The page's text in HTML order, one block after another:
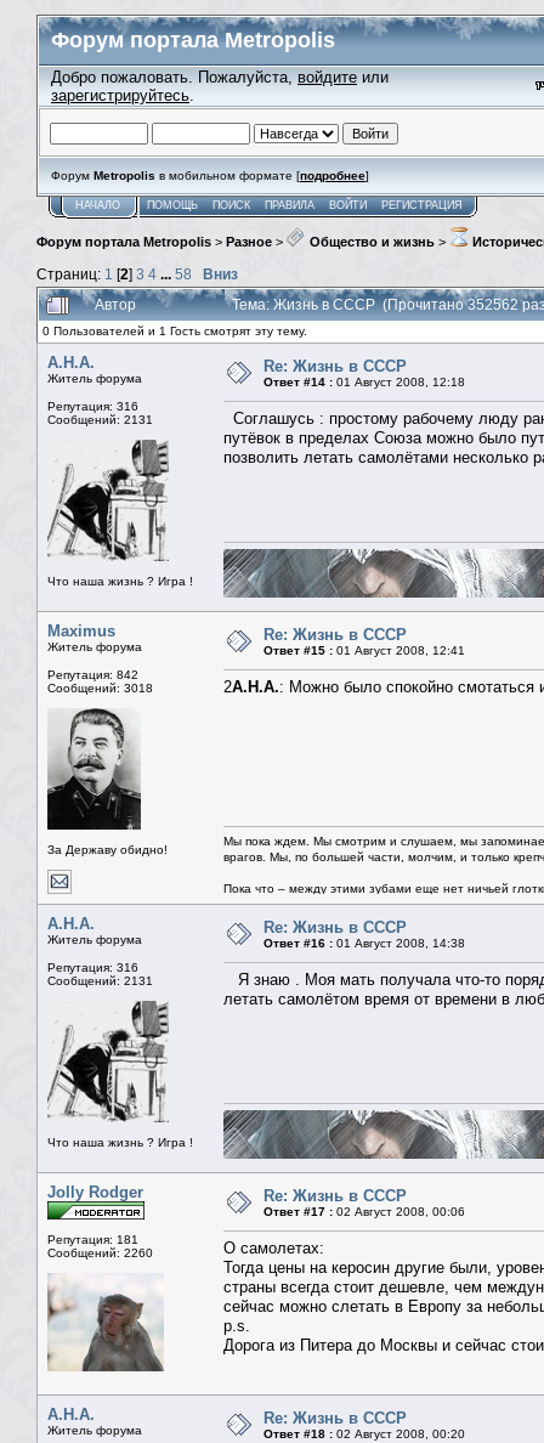
Форум портала Metropolis
Добро пожаловать. Пожалуйста, войдите или
зарегистрируйтесь.
Форум Metropolis в мобильном формате [подробнее]
НАЧАЛО ПОМОЩЬ ПОИСК ПРАВИЛА ВОЙТИ РЕГИСТРАЦИЯ
Форум портала Metropolis > Разное > Общество и жизнь >
Страниц: 1 [2] 3 4 ... 58
Вниз
Автор
Тема: Жизнь в СССР (Прочитано 352562
0 Пользователей и 1 Гость смотрят эту тему.
А.Н.А.
Житель форума
Репутация: 316
Сообщений: 2131
Что наша жизнь ? Игра !
Re: Жизнь в СССР
Ответ #14 : 01 Август 2008, 12:18
Соглашусь : простому рабочему люду
путёвок в пределах Союза можно было
позволить летать самолётами
Maximus
Житель форума
Репутация: 842
Сообщений: 3018
За Державу обидно!
Re: Жизнь в СССР
Ответ #15 : 01 Август 2008, 12:41
2А.Н.А.: Можно было спокойно смотаться
Мы пока ждем. Мы смотрим и слушаем, мы
врагов. Мы, по большей части, молчим, и только
Пока что – между этими зубами еще нет ничьей
А.Н.А.
Житель форума
Репутация: 316
Сообщений: 2131
Что наша жизнь ? Игра !
Re: Жизнь в СССР
Ответ #16 : 01 Август 2008, 14:38
Я знаю . Моя мать получала что-то
летать самолётом время от времени в
Jolly Rodger
Репутация: 181
Сообщений: 2260
Re: Жизнь в СССР
Ответ #17 : 02 Август 2008, 00:06
О самолетах:
Тогда цены на керосин другие были,
страны всегда стоит дешевле, чем
сейчас можно слетать в Европу за
p.s.
Дорога из Питера до Москвы и сейчас
А.Н.А.
Житель форума
Re: Жизнь в СССР
Ответ #18 : 02 Август 2008, 00:20